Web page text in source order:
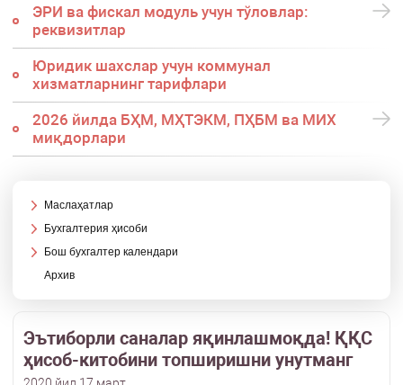
ЭРИ ва фискал модуль учун тўловлар:
реквизитлар
Юридик шахслар учун коммунал
хизматларнинг тарифлари
2026 йилда БҲМ, МҲТЭКМ, ПҲБМ ва МИХ
миқдорлари
Маслаҳатлар
Бухгалтерия ҳисоби
Бош бухгалтер календари
Архив
Эътиборли саналар яқинлашмоқда! ҚҚС
ҳисоб-китобини топширишни унутманг